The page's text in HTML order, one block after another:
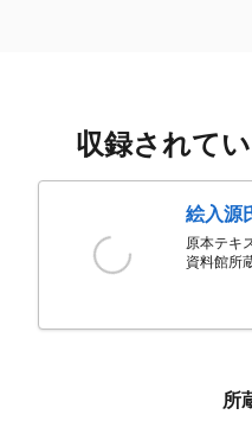
収録されて
絵入源
原本テキ
資料館所
所